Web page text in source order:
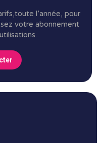
l’année, pour
votre abonnement